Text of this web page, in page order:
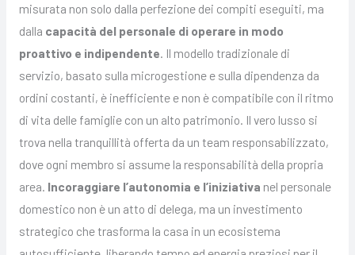
misurata non solo dalla perfezione dei compiti eseguiti, ma
dalla capacità del personale di operare in modo
proattivo e indipendente. Il modello tradizionale di
servizio, basato sulla microgestione e sulla dipendenza da
ordini costanti, è inefficiente e non è compatibile con il ritmo
di vita delle famiglie con un alto patrimonio. Il vero lusso si
trova nella tranquillità offerta da un team responsabilizzato,
dove ogni membro si assume la responsabilità della propria
area. Incoraggiare l’autonomia e l’iniziativa nel personale
domestico non è un atto di delega, ma un investimento
strategico che trasforma la casa in un ecosistema